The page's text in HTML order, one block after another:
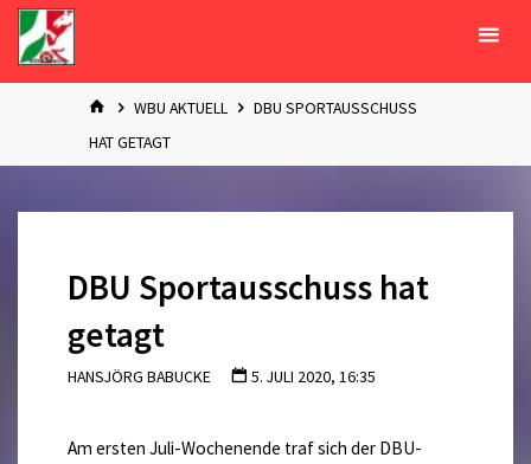
Zum
Inhalt
springen
STARTWBU AKTUELL
DBU SPORTAUSSCHUSS
HAT GETAGT
DBU Sportausschuss hat
getagt
HANSJÖRG BABUCKE 5. JULI 2020, 16:35
Am ersten Juli-Wochenende traf sich der DBU-